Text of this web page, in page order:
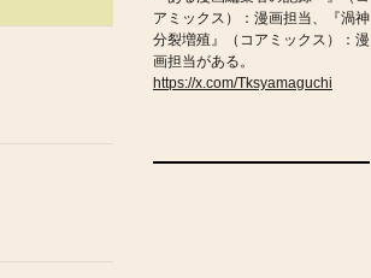
アミックス）：漫画担当、『渦神
分裂増殖』（コアミックス）：漫
画担当がある。
https://x.com/Tksyamaguchi